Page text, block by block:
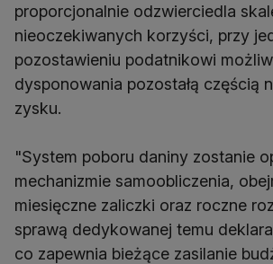
proporcjonalnie odzwierciedla
nieoczekiwanych korzyści, przy
pozostawieniu podatnikowi
dysponowania pozostałą częścią
zysku.
"System poboru daniny zostanie
mechanizmie samoobliczenia,
miesięczne zaliczki oraz roczne
sprawą dedykowanej temu
co zapewnia bieżące zasilanie